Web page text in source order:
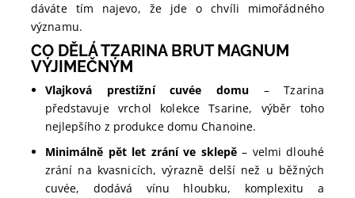
dáváte tím najevo, že jde o chvíli mimořádného
významu.
CO DĚLÁ TZARINA BRUT MAGNUM
VÝJIMEČNÝM
Vlajková prestižní cuvée domu – Tzarina
představuje vrchol kolekce Tsarine, výběr toho
nejlepšího z produkce domu Chanoine.
Minimálně pět let zrání ve sklepě – velmi dlouhé
zrání na kvasnicích, výrazně delší než u běžných
cuvée, dodává vínu hloubku, komplexitu a